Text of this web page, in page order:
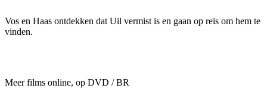
Vos en Haas ontdekken dat Uil vermist is en gaan op reis om hem te
vinden.
Meer films online, op DVD / BR